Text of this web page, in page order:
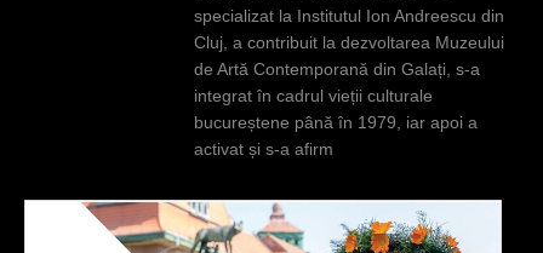
specializat la Institutul Ion Andreescu din
Cluj, a contribuit la dezvoltarea Muzeului
de Artă Contemporană din Galați, s-a
integrat în cadrul vieții culturale
bucureștene până în 1979, iar apoi a
activat și s-a afirm